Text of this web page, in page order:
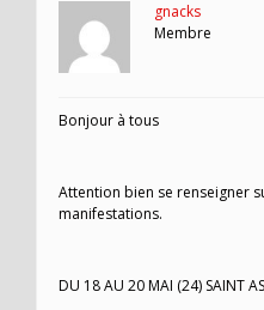
gnacks
Membre
Bonjour à tous
Attention bien se renseigner
manifestations.
DU 18 AU 20 MAI (24) SAINT